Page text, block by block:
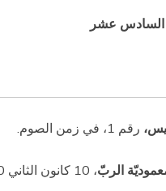
السادس عشر
رقم 1، في زمن الصوم.
الربّ، 10 كانون الثاني 2010